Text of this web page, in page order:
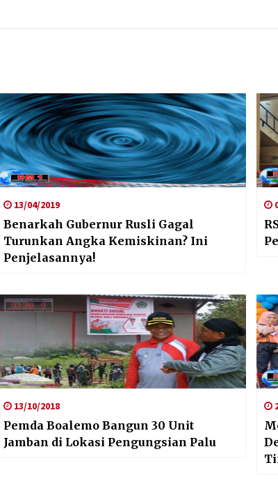
13/04/2019
Benarkah Gubernur Rusli Gagal
Turunkan Angka Kemiskinan? Ini
Penjelasannya!
13/10/2018
Pemda Boalemo Bangun 30 Unit
Jamban di Lokasi Pengungsian Palu